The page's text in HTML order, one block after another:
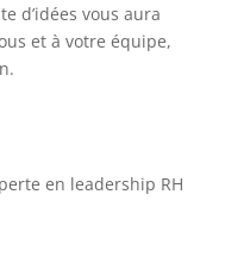
d’idées vous aura
et à votre équipe,
en leadership RH